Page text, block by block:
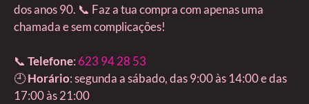
dos anos 90. 📞 Faz a tua compra com apenas uma
chamada e sem complicações!
📞 Telefone: 623 94 28 53
🕘Horário: segunda a sábado, das 9:00 às 14:00 e das
17:00 às 21:00